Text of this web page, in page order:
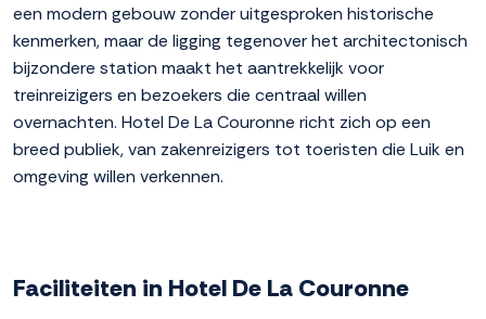
een modern gebouw zonder uitgesproken historische
kenmerken, maar de ligging tegenover het architectonisch
bijzondere station maakt het aantrekkelijk voor
treinreizigers en bezoekers die centraal willen
overnachten. Hotel De La Couronne richt zich op een
breed publiek, van zakenreizigers tot toeristen die Luik en
omgeving willen verkennen.
Faciliteiten in Hotel De La Couronne